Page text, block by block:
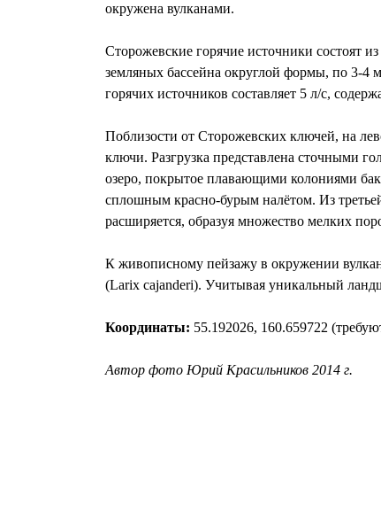
окружена вулканами.
Сторожевские горячие источники состоят
земляных бассейна округлой формы, по 3-4
горячих источников составляет 5 л/с,
Поблизости от Сторожевских ключей, на
ключи. Разгрузка представлена сточными
озеро, покрытое плавающими колониями
сплошным красно-бурым налётом. Из
расширяется, образуя множество мелких
К живописному пейзажу в окружении
(Larix cajanderi). Учитывая уникальный
Координаты: 55.192026, 160.659722
Автор фото Юрий Красильников 2014 г.